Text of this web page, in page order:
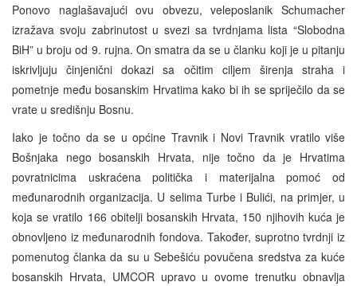
Ponovo naglašavajući ovu obvezu, veleposlanik Schumacher
izražava svoju zabrinutost u svezi sa tvrdnjama lista “Slobodna
BiH” u broju od 9. rujna. On smatra da se u članku koji je u pitanju
iskrivljuju činjenični dokazi sa očitim ciljem širenja straha i
pometnje među bosanskim Hrvatima kako bi ih se spriječilo da se
vrate u središnju Bosnu.
Iako je točno da se u općine Travnik i Novi Travnik vratilo više
Bošnjaka nego bosanskih Hrvata, nije točno da je Hrvatima
povratnicima uskraćena politička i materijalna pomoć od
međunarodnih organizacija. U selima Turbe i Bulići, na primjer, u
koja se vratilo 166 obitelji bosanskih Hrvata, 150 njihovih kuća je
obnovljeno iz međunarodnih fondova. Također, suprotno tvrdnji iz
pomenutog članka da su u Sebešiću povučena sredstva za kuće
bosanskih Hrvata, UMCOR upravo u ovome trenutku obnavlja